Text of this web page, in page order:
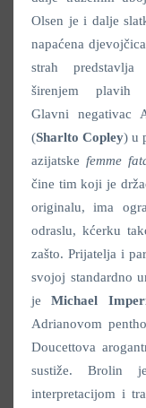
Olsen je i dalje
napaćena
strah predstavlja
širenjem plavih
Glavni negativac
(Sharlto Copley) u
azijatskefemme
čine tim koji je
originalu, ima
odraslu, kćerku
zašto. Prijatelja i
svojoj standardno
jeMichael
Adrianovom
Doucettova
sustiže. Brolin
interpretacijom i